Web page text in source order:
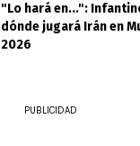
"Lo hará en...":
dónde jugará Irán en
2026
PUBLICIDAD